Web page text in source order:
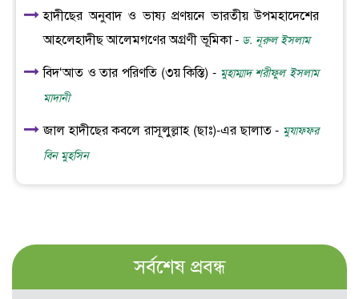
হাদীছের অনুবাদ ও ভাষ্য প্রণয়নে ভারতীয় উপমহাদেশের
আহলেহাদীছ আলেমগণের অগ্রণী ভূমিকা - ড. নূরুল ইসলাম
বিদ‘আত ও তার পরিণতি (৩য় কিস্তি) - মুহাম্মাদ শরীফুল ইসলাম
মাদানী
জাল হাদীছের কবলে রাসূলুল্লাহ (ছাঃ)-এর ছালাত - মুযাফফর
বিন মুহসিন
সর্বশেষ প্রবন্ধ